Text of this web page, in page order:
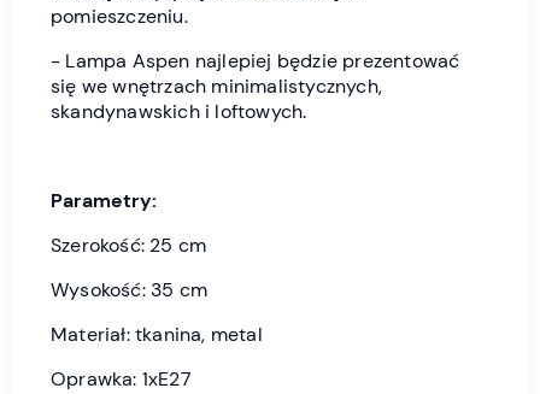
pomieszczeniu.
- Lampa Aspen najlepiej będzie prezentować
się we wnętrzach minimalistycznych,
skandynawskich i loftowych.
Parametry:
Szerokość: 25 cm
Wysokość: 35 cm
Materiał: tkanina, metal
Oprawka: 1xE27